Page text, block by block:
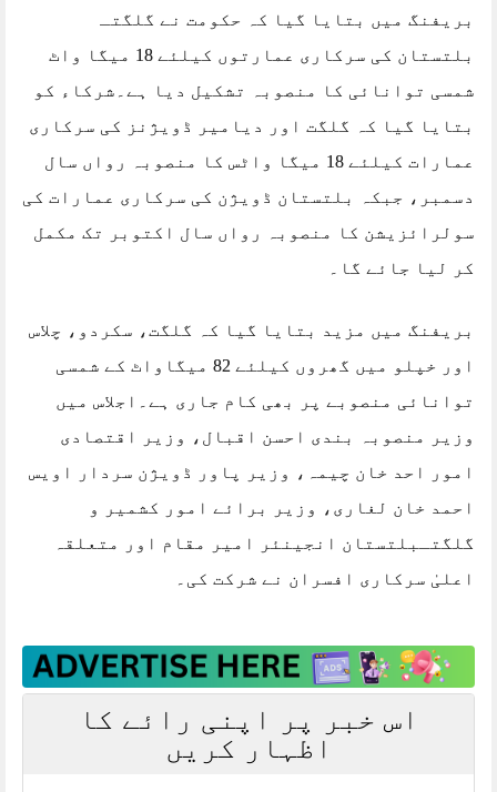
بریفنگ میں بتایا گیا کہ حکومت نے گلگتـ
بلتستان کی سرکاری عمارتوں کیلئے 18 میگا واٹ
شمسی توانائی کا منصوبہ تشکیل دیا ہے۔شرکاء کو
بتایا گیا کہ گلگت اور دیامیر ڈویژنز کی سرکاری
عمارات کیلئے 18 میگا واٹس کا منصوبہ رواں سال
دسمبر، جبکہ بلتستان ڈویژن کی سرکاری عمارات کی
سولرائزیشن کا منصوبہ رواں سال اکتوبر تک مکمل
کر لیا جائے گا۔
بریفنگ میں مزید بتایا گیا کہ گلگت، سکردو، چلاس
اور خپلو میں گھروں کیلئے 82 میگاواٹ کے شمسی
توانائی منصوبے پر بھی کام جاری ہے۔اجلاس میں
وزیر منصوبہ بندی احسن اقبال، وزیر اقتصادی
امور احد خان چیمہ، وزیر پاور ڈویژن سردار اویس
احمد خان لغاری، وزیر برائے امور کشمیر و
گلگتـبلتستان انجینئر امیر مقام اور متعلقہ
اعلیٰ سرکاری افسران نے شرکت کی۔
اس خبر پر اپنی رائے کا
اظہار کریں